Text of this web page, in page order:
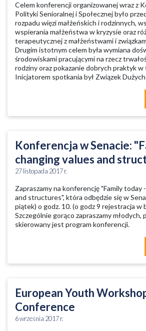
Celem konferencji organizowanej wraz z
Polityki Senioralnej i Społecznej było
rozpadu więzi małżeńskich i rodzinnych,
wspierania małżeństwa w kryzysie oraz
terapeutycznej z małżeństwami i
Drugim istotnym celem była wymiana
środowiskami pracującymi na rzecz
rodziny oraz pokazanie dobrych praktyk w
Inicjatorem spotkania był Związek
Konferencja w Senacie:
changing values and
27 listopada 2017 r.
Zapraszamy na konferencję "Family today
and structures", która odbędzie się w
piątek) o godz. 10. (o godz 9 rejestracja w
Szczególnie gorąco zapraszamy młodych,
skierowany jest program konferencji.
European Youth
Conference
6 września 2017 r.